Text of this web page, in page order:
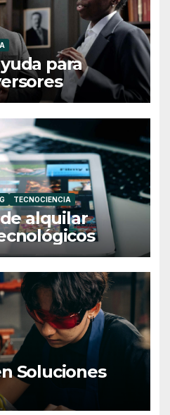
para
TECNOCIENCIA
alquilar
Soluciones